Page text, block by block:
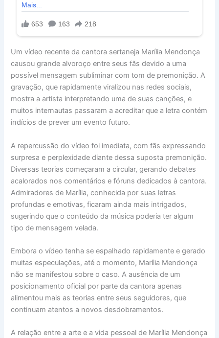
Um vídeo recente da cantora sertaneja Marília Mendonça
causou grande alvoroço entre seus fãs devido a uma
possível mensagem subliminar com tom de premonição. A
gravação, que rapidamente viralizou nas redes sociais,
mostra a artista interpretando uma de suas canções, e
muitos internautas passaram a acreditar que a letra contém
indícios de prever um evento futuro.
A repercussão do vídeo foi imediata, com fãs expressando
surpresa e perplexidade diante dessa suposta premonição.
Diversas teorias começaram a circular, gerando debates
acalorados nos comentários e fóruns dedicados à cantora.
Admiradores de Marília, conhecida por suas letras
profundas e emotivas, ficaram ainda mais intrigados,
sugerindo que o conteúdo da música poderia ter algum
tipo de mensagem velada.
Embora o vídeo tenha se espalhado rapidamente e gerado
muitas especulações, até o momento, Marília Mendonça
não se manifestou sobre o caso. A ausência de um
posicionamento oficial por parte da cantora apenas
alimentou mais as teorias entre seus seguidores, que
continuam atentos a novos desdobramentos.
A relação entre a arte e a vida pessoal de Marília Mendonça